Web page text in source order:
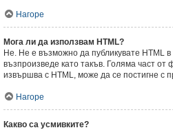
Нагоре
Мога ли да използвам HTML?
Не. Не е възможно да публикувате HTML
възпроизведе като такъв. Голяма част от
извършва с HTML, може да се постигне с
Нагоре
Какво са усмивките?